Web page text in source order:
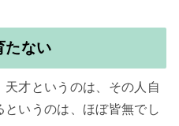
たない
才というのは、その人自
いうのは、ほぼ皆無でし